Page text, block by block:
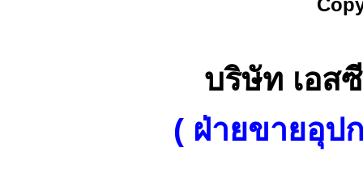
บริษัท เอส
( ฝ่ายขายอุป